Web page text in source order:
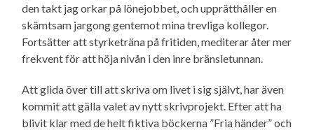
den takt jag orkar på lönejobbet, och upprätthåller en
skämtsam jargong gentemot mina trevliga kollegor.
Fortsätter att styrketräna på fritiden, mediterar åter mer
frekvent för att höja nivån i den inre bränsletunnan.
Att glida över till att skriva om livet i sig självt, har även
kommit att gälla valet av nytt skrivprojekt. Efter att ha
blivit klar med de helt fiktiva böckerna ”Fria händer” och